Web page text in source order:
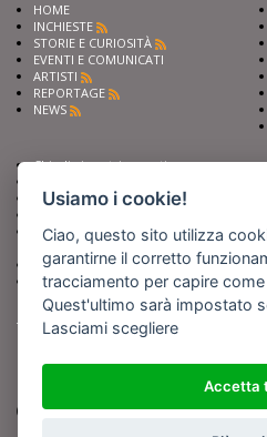
HOME
INCHIESTE
STORIE E CURIOSITÀ
EVENTI E COMUNICATI
ARTISTI
REPORTAGE
NEWS
Chiedi ai nostri esperti
Fai pubblicità con noi
Iscriviti al nostro corso di
giornalismo
Compra i nostri libri
Entra in Barinedita Map
Copyright BARIREPORT s.a.s. All rights
logo di Barinedita sono state
detiene i Diritti d'Autore e sono state
(tranne che non vi sia uno specifico anno
Usiamo i cookie!
Ciao, questo sito utilizza
garantirne il corretto
tracciamento per capire
Quest'ultimo sarà impostato
Lasciami scegliere
Accetta